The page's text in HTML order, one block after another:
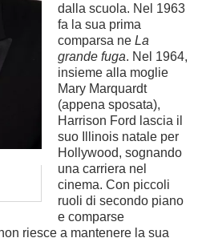
dalla scuola. Nel 1963
fa la sua prima
comparsa ne La
grande fuga. Nel 1964,
insieme alla moglie
Mary Marquardt
(appena sposata),
Harrison Ford lascia il
suo Illinois natale per
Hollywood, sognando
una carriera nel
cinema. Con piccoli
ruoli di secondo piano
e comparse
riesce a mantenere la sua